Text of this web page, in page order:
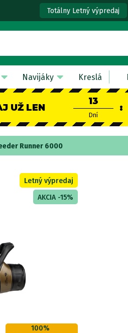
Totálny Letný výpredaj
Navijáky Kreslá
UŽ LEN
13
Dní
:
Runner 6000
Letný výpredaj
AKCIA -15%
100%